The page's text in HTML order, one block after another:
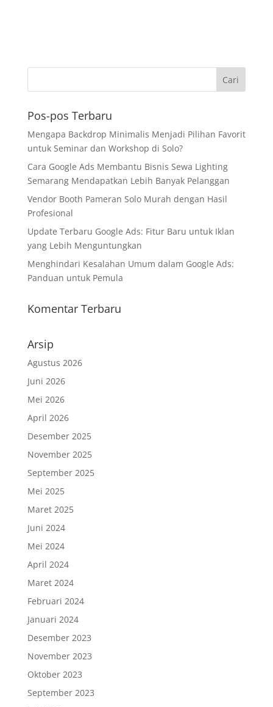
Pos-pos Terbaru
Mengapa Backdrop Minimalis Menjadi Pilihan Favorit
untuk Seminar dan Workshop di Solo?
Cara Google Ads Membantu Bisnis Sewa Lighting
Semarang Mendapatkan Lebih Banyak Pelanggan
Vendor Booth Pameran Solo Murah dengan Hasil
Profesional
Update Terbaru Google Ads: Fitur Baru untuk Iklan
yang Lebih Menguntungkan
Menghindari Kesalahan Umum dalam Google Ads:
Panduan untuk Pemula
Komentar Terbaru
Arsip
Agustus 2026
Juni 2026
Mei 2026
April 2026
Desember 2025
November 2025
September 2025
Mei 2025
Maret 2025
Juni 2024
Mei 2024
April 2024
Maret 2024
Februari 2024
Januari 2024
Desember 2023
November 2023
Oktober 2023
September 2023